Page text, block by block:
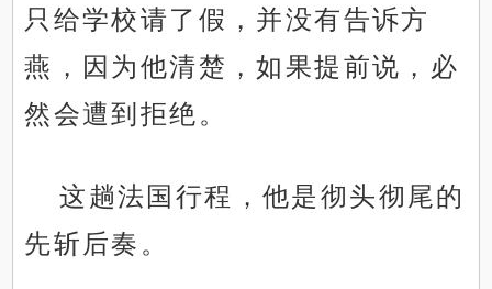
只给学校请了假，并没有告诉方
燕，因为他清楚，如果提前说，必
然会遭到拒绝。
这趟法国行程，他是彻头彻尾的
先斩后奏。